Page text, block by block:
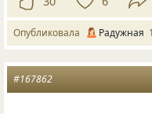
Опубликовала Радужная
#167862